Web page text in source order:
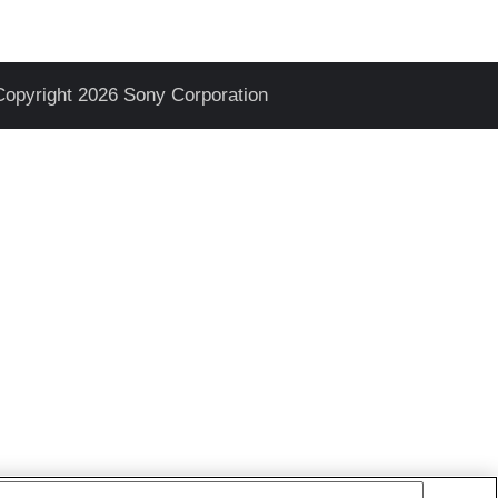
2026 Sony Corporation